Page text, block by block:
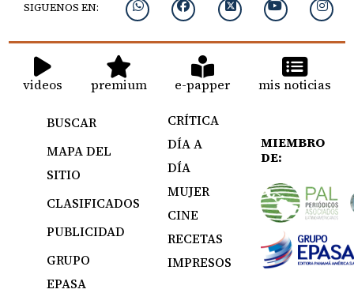
SIGUENOS EN:
videos premium e-papper mis noticias
BUSCAR
MAPA DEL
SITIO
CLASIFICADOS
PUBLICIDAD
GRUPO
EPASA
CRÍTICA
DÍA A
DÍA
MUJER
CINE
RECETAS
IMPRESOS
MIEMBRO
DE: